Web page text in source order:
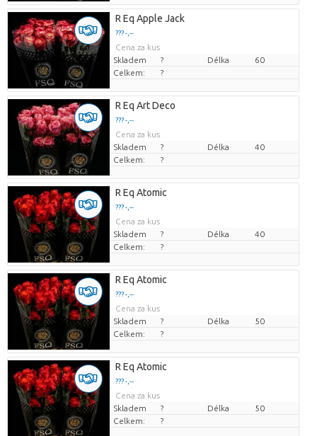
R Eq Apple Jack
??? -,--
Cena za kus
Skladem
? Délka
60
Celkem:
?
R Eq Art Deco
??? -,--
Cena za kus
Skladem
? Délka
40
Celkem:
?
R Eq Atomic
??? -,--
Cena za kus
Skladem
? Délka
40
Celkem:
?
R Eq Atomic
??? -,--
Cena za kus
Skladem
? Délka
50
Celkem:
?
R Eq Atomic
??? -,--
Cena za kus
Skladem
? Délka
50
Celkem:
?